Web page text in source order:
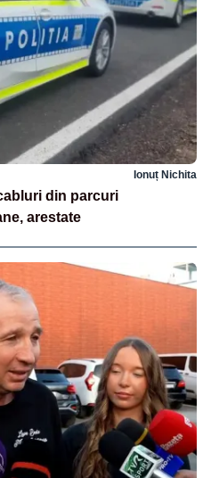
Ionuț Nichita
din parcuri
arestate